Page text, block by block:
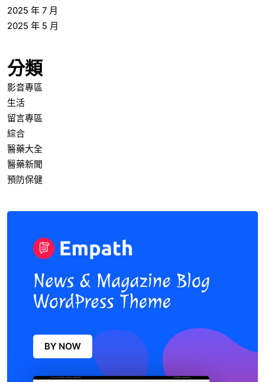
2025 年 7 月
2025 年 5 月
分類
影音專區
生活
留言專區
綜合
醫藥大全
醫藥新聞
預防保健